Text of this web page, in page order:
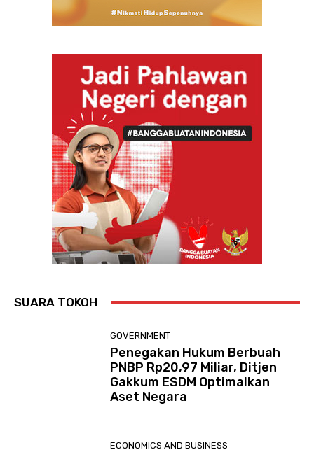
SUARA TOKOH
GOVERNMENT
Penegakan Hukum Berbuah
PNBP Rp20,97 Miliar, Ditjen
Gakkum ESDM Optimalkan
Aset Negara
ECONOMICS AND BUSINESS